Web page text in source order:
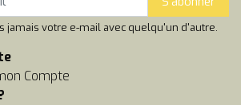
jamais votre e-mail avec quelqu'un d'autre.
Compte